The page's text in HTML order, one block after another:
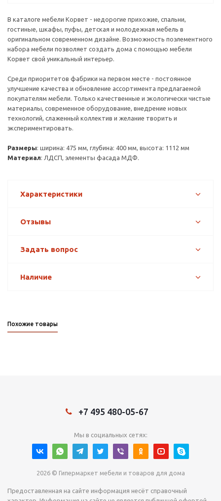
В каталоге мебели Корвет - недорогие прихожие, спальни,
гостиные, шкафы, пуфы, детская и молодежная мебель в
оригинальном современном дизайне. Возможность поэлементного
набора мебели позволяет создать дома с помощью мебели
Корвет свой уникальный интерьер.
Среди приоритетов фабрики на первом месте - постоянное
улучшение качества и обновление ассортимента предлагаемой
покупателям мебели. Только качественные и экологически чистые
материалы, современное оборудование, внедрение новых
технологий, слаженный коллектив и желание творить и
экспериментировать.
Размеры: ширина: 475 мм, глубина: 400 мм, высота: 1112 мм
Материал: ЛДСП, элементы фасада МДФ.
Характеристики
Отзывы
Задать вопрос
Наличие
Похожие товары
+7 495 480-05-67
Мы в социальных сетях:
2026 © Гипермаркет мебели и товаров для дома
Предоставленная на сайте информация несёт справочный